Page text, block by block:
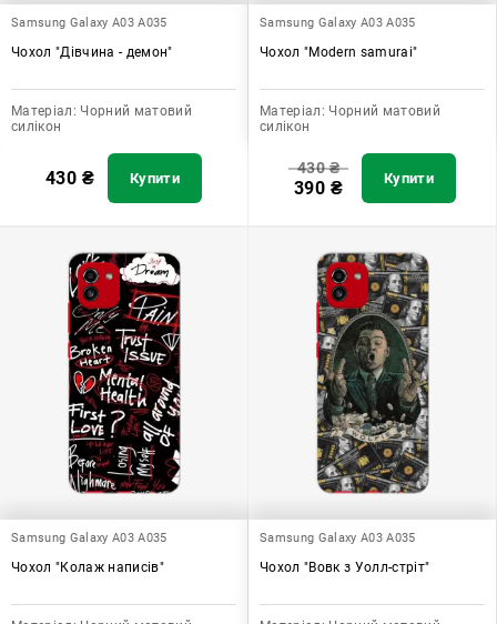
Samsung Galaxy A03 A035
Чохол "Дівчина - демон"
Матеріал: Чорний матовий
силікон
430 ₴ Купити
Samsung Galaxy A03 A035
Чохол "Modern samurai"
Матеріал: Чорний матовий
силікон
430₴
390 ₴ Купити
Samsung Galaxy A03 A035
Чохол "Колаж написів"
Samsung Galaxy A03 A035
Чохол "Вовк з Уолл-стріт"